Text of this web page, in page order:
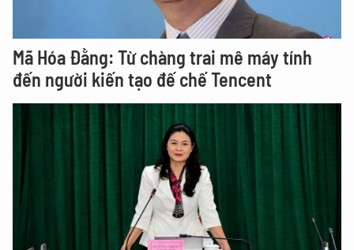
Mã Hóa Đằng: Từ chàng trai mê máy tính
đến người kiến tạo đế chế Tencent